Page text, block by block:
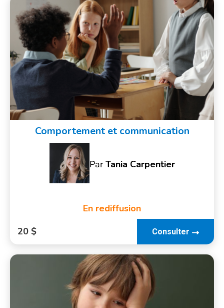
Comportement et communication
ParTania Carpentier
En rediffusion
20 $
Consulter